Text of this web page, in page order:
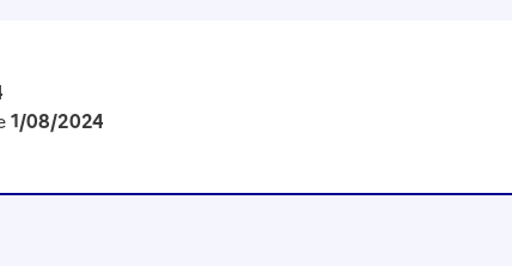
1/08/2024